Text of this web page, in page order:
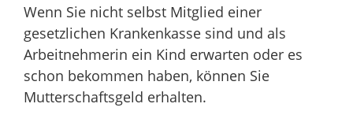
Wenn Sie nicht selbst Mitglied einer
gesetzlichen Krankenkasse sind und als
Arbeitnehmerin ein Kind erwarten oder es
schon bekommen haben, können Sie
Mutterschaftsgeld erhalten.